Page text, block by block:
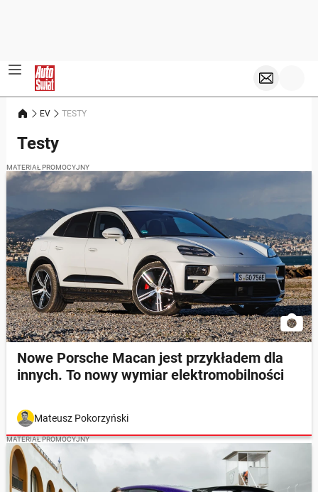
EV TESTY
Testy
MATERIAŁ PROMOCYJNY
Nowe Porsche Macan jest przykładem dla
innych. To nowy wymiar elektromobilności
Mateusz Pokorzyński
MATERIAŁ PROMOCYJNY